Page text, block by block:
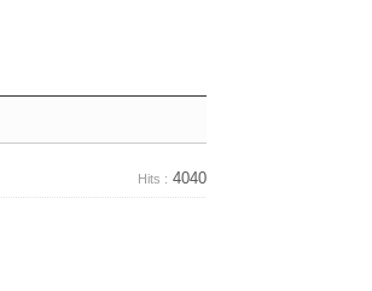
Hits : 4040